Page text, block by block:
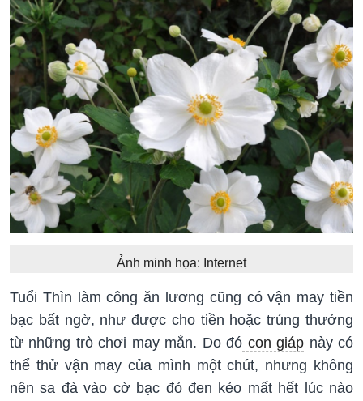
Ảnh minh họa: Internet
Tuổi Thìn làm công ăn lương cũng có vận may tiền
bạc bất ngờ, như được cho tiền hoặc trúng thưởng
từ những trò chơi may mắn. Do đó con giáp này có
thể thử vận may của mình một chút, nhưng không
nên sa đà vào cờ bạc đỏ đen kẻo mất hết lúc nào